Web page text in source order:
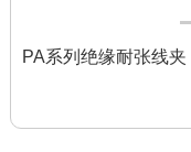
PA系列绝缘耐张线夹